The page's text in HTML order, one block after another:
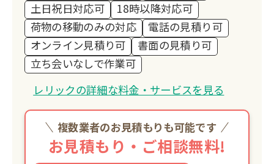
土日祝日対応可
18時以降対応可
荷物の移動のみの対応
電話の見積り可
オンライン見積り可
書面の見積り可
立ち会いなしで作業可
レリックの詳細な料金・サービスを見る
複数業者のお見積もりも可能です
お見積もり・ご相談無料!